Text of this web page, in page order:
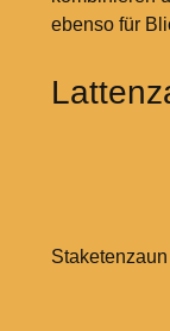
ebenso für
Staketenzaun